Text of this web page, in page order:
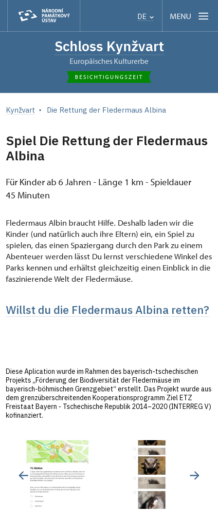
DE MENU
Schloss Kynžvart
Europäisches Kulturerbe
BESICHTIGUNGSZEIT
Kynžvart Die Rettung der Fledermaus Albina
Spiel Die Rettung der Fledermaus
Albina
Für Kinder ab 6 Jahren - Länge 1 km - Spieldauer
45 Minuten
Fledermaus Albin braucht Hilfe. Deshalb laden wir die
Kinder (und natürlich auch ihre Eltern) ein, ein Spiel zu
spielen, das einen Spaziergang durch den Park zu einem
Abenteuer werden lässt Du lernst verschiedene Winkel des
Parks kennen und erhältst gleichzeitig einen Einblick in die
faszinierende Welt der Fledermäuse.
Willst du die Fledermaus Albina retten?
Diese Aplication wurde im Rahmen des bayerisch-tschechischen
Projekts „Förderung der Biodiversität der Fledermäuse im
bayerisch-böhmischen Grenzgebiet“ erstellt. Das Projekt wurde aus
dem grenzüberschreitenden Kooperationsprogramm Ziel ETZ
Freistaat Bayern - Tschechische Republik 2014–2020 (INTERREG V)
kofinanziert.